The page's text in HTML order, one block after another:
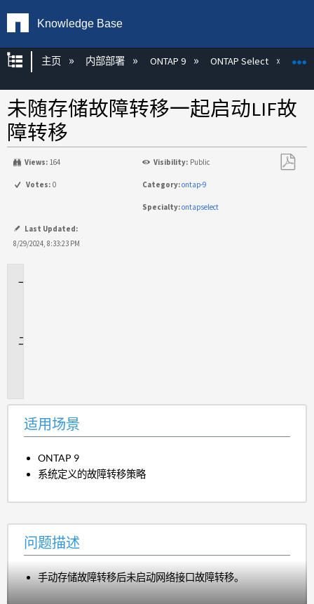
Knowledge Base
扩展/隐缩全局层次
主页 内部部署 ONTAP 9 ONTAP Select
未随存储故障转移一起启动LIF故
障转移
Views: 164 Visibility: Public
Votes: 0 Category:ontap-9
Specialty:ontapselect
Last Updated:
8/29/2024, 8:33:23 PM
适用场景
ONTAP 9
系统定义的故障转移策略
问题描述
手动存储故障转移后未启动网络接口故障转移。